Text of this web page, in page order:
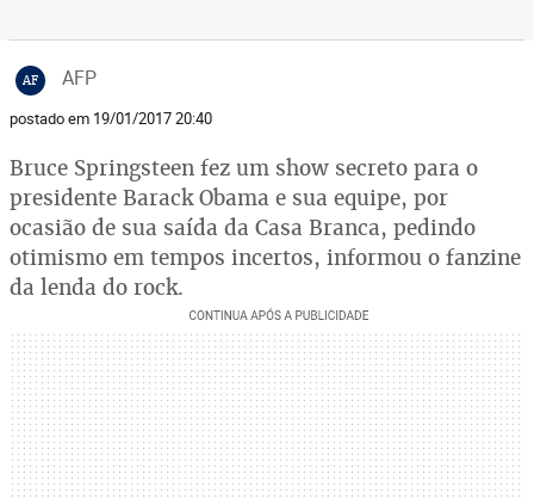
AF AFP
postado em 19/01/2017 20:40
Bruce Springsteen fez um show secreto para o
presidente Barack Obama e sua equipe, por
ocasião de sua saída da Casa Branca, pedindo
otimismo em tempos incertos, informou o fanzine
da lenda do rock.